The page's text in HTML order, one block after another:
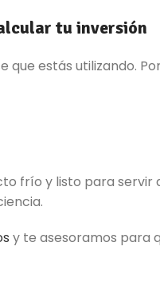
tu inversión
estás utilizando.
frío y listo para servir
y te asesoramos para